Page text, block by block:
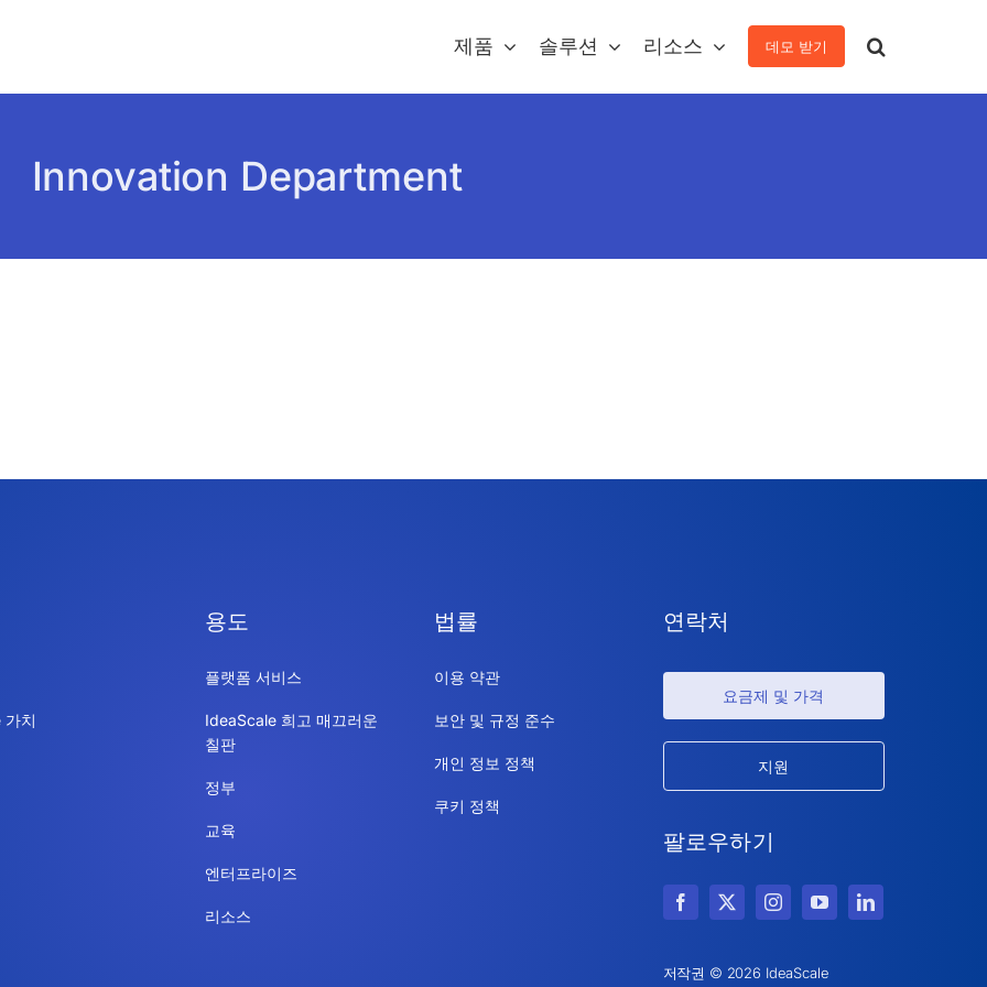
제품 솔루션 리소스 데모 받기
Innovation Department
치
용도
플랫폼 서비스
IdeaScale 희고 매끄러운
칠판
정부
교육
엔터프라이즈
리소스
법률
이용 약관
보안 및 규정 준수
개인 정보 정책
쿠키 정책
연락처
요금제 및 가격
지원
팔로우하기
저작권 © 2026 IdeaScale